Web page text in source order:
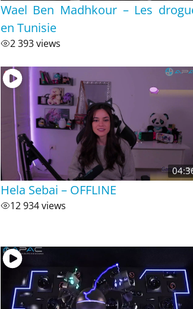
Wael Ben Madhkour – Les
en Tunisie
2 393 views
Hela Sebai – OFFLINE
12 934 views